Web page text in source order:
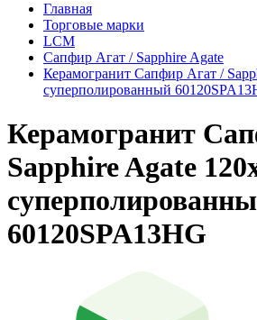
Главная
Торговые марки
LCM
Сапфир Агат / Sapphire Agate
Керамогранит Сапфир Агат /
суперполированный
Керамогранит
Sapphire Agate
60120SPA13HG